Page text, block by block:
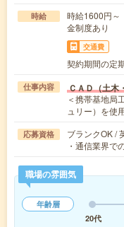
時給
時給1600円
金制度あり
交通費
契約期間の定
仕事内容 ＣＡＤ（土木
＜携帯基地局
ュリー）を使
応募資格
ブランクOK /
・通信業界で
職場の雰囲気
年齢層
20代